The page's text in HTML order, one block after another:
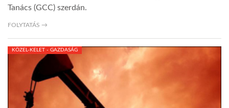
GLOBOTV BP
TROPICALMAGAZIN
Tanács (GCC) szerdán.
FOLYTATÁS →
KÖZEL-KELET - GAZDASÁG